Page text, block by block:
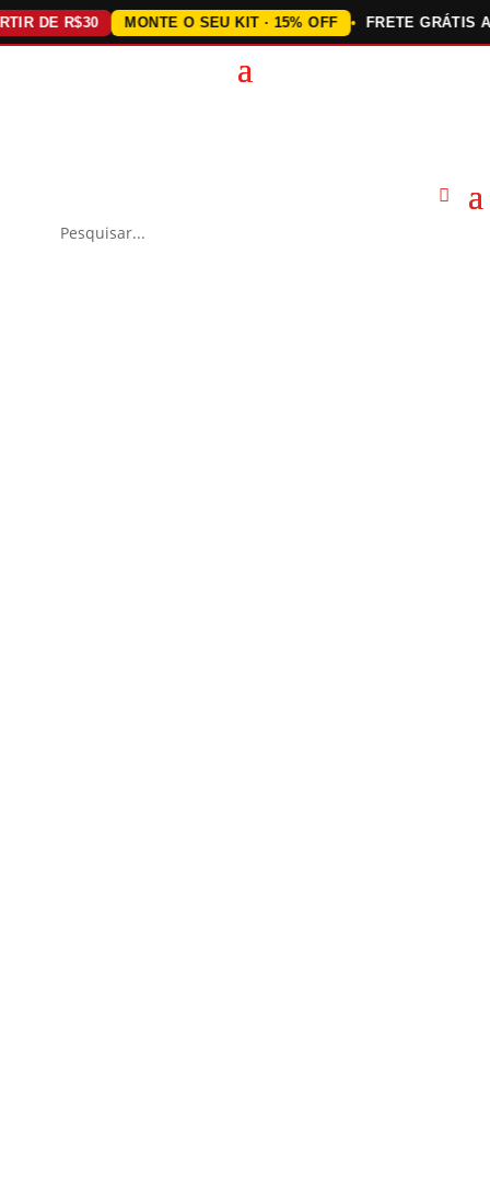
R$30 MONTE O SEU KIT · 15% OFF FRETE GRÁTIS